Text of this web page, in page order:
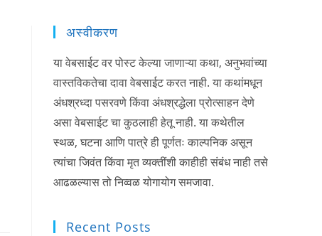
अस्वीकरण
या वेबसाईट वर पोस्ट केल्या जाणाऱ्या कथा, अनुभवांच्या
वास्तविकतेचा दावा वेबसाईट करत नाही. या कथांमधून
अंधश्रध्दा पसरवणे किंवा अंधश्रद्धेला प्रोत्साहन देणे
असा वेबसाईट चा कुठलाही हेतू नाही. या कथेतील
स्थळ, घटना आणि पात्रे ही पूर्णतः काल्पनिक असून
त्यांचा जिवंत किंवा मृत व्यक्तींशी काहीही संबंध नाही तसे
आढळल्यास तो निव्वळ योगायोग समजावा.
Recent Posts